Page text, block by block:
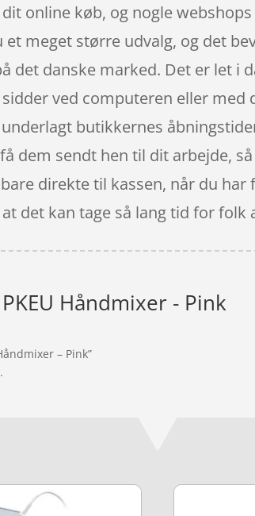
online køb, og nogle
meget større udvalg, og det
det danske marked. Det er let i
ved computeren eller
butikkernes
dem sendt hen til dit arbejde,
direkte til kassen, når du
det kan tage så lang tid for
Håndmixer - Pink
– Pink”